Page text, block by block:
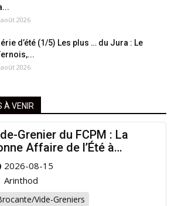
août 2026
d’été (1/5) Les plus … du Jura : Le
août 2026
À VENIR
Grenier du FCPM : La
Affaire de l’Été à
!
2026-08-15
Arinthod
Vide-Greniers